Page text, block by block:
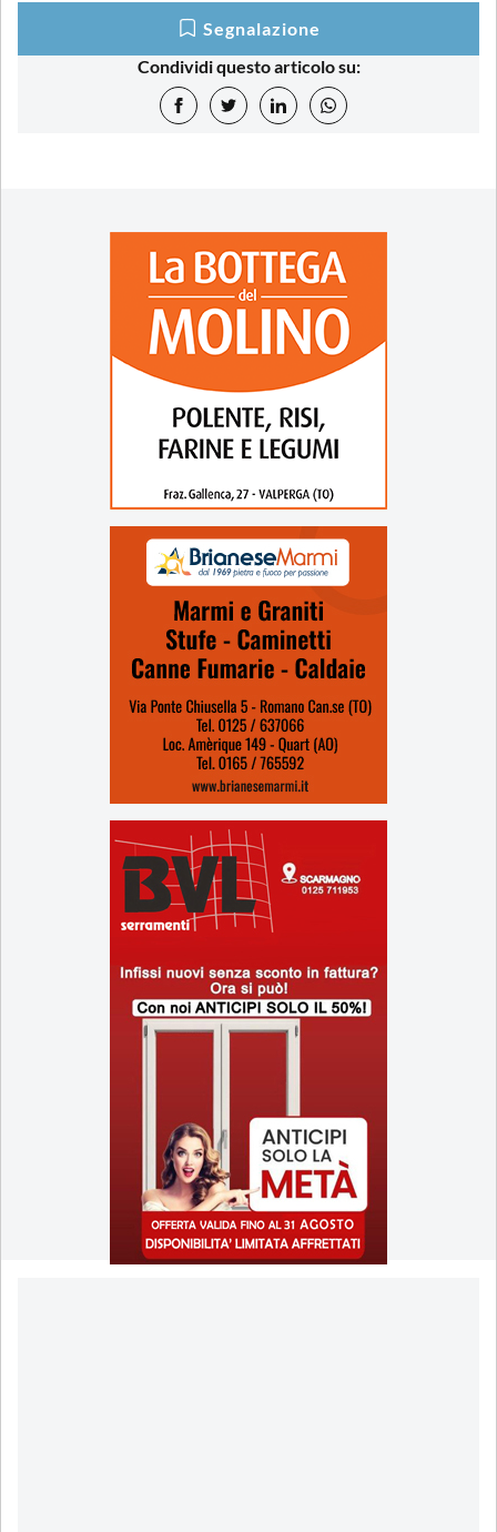
Segnalazione
Condividi questo articolo su: